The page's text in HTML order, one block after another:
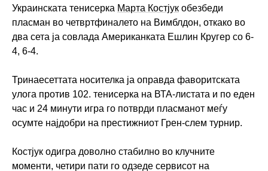
Украинската тенисерка Марта Костјук обезбеди
пласман во четвртфиналето на Вимблдон, откако во
два сета ја совлада Американката Ешлин Кругер со 6-
4, 6-4.
Тринаесеттата носителка ја оправда фаворитската
улога против 102. тенисерка на ВТА-листата и по еден
час и 24 минути игра го потврди пласманот меѓу
осумте најдобри на престижниот Грен-слем турнир.
Костјук одигра доволно стабилно во клучните
моменти, четири пати го одзеде сервисот на